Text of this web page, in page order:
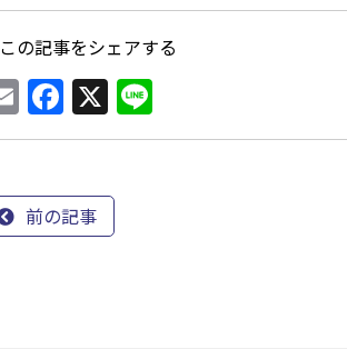
この記事をシェアする
EmailFacebook
X
前の記事